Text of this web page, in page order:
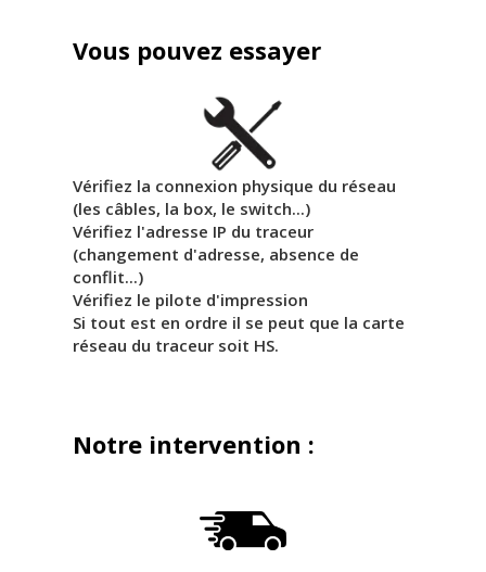
Vous pouvez essayer
Vérifiez la connexion physique du réseau
(les câbles, la box, le switch...)
Vérifiez l'adresse IP du traceur
(changement d'adresse, absence de
conflit...)
Vérifiez le pilote d'impression
Si tout est en ordre il se peut que la carte
réseau du traceur soit HS.
Notre intervention :